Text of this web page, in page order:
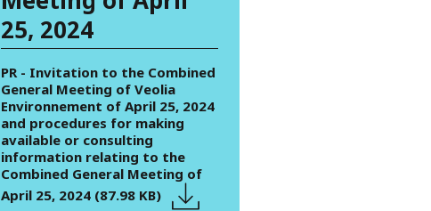
25, 2024
PR - Invitation to the Combined
General Meeting of Veolia
Environnement of April 25, 2024
and procedures for making
available or consulting
information relating to the
Combined General Meeting of
April 25, 2024 (87.98 KB)